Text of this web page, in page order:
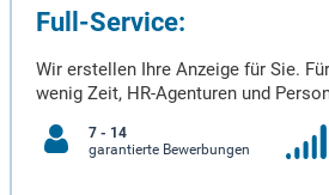
Full-Service:
Wir erstellen Ihre Anzeige für Sie.
wenig Zeit, HR-Agenturen und
7 - 14
garantierte Bewerbungen